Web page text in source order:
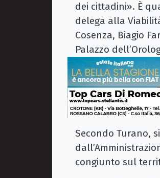
dei cittadini». È
delega alla
Cosenza, Biagio
Palazzo
Secondo Turano,
congiunto sul